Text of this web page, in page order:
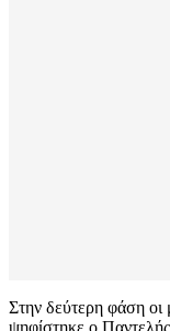
Στην δεύτερη φάση οι